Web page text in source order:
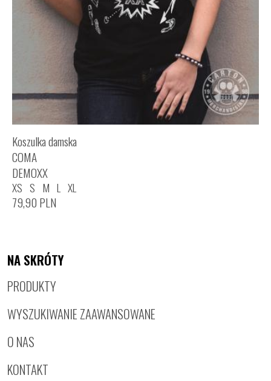
Koszulka damska
COMA
DEMOXX
XS S M L XL
79,90 PLN
NA SKRÓTY
PRODUKTY
WYSZUKIWANIE ZAAWANSOWANE
O NAS
KONTAKT